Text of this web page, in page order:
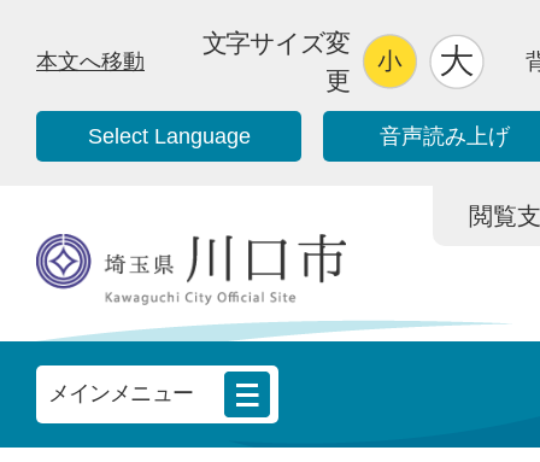
本文へ移動
文字サイズ変
更
Select Language 音声読み上げ
閲覧
メインメニュー